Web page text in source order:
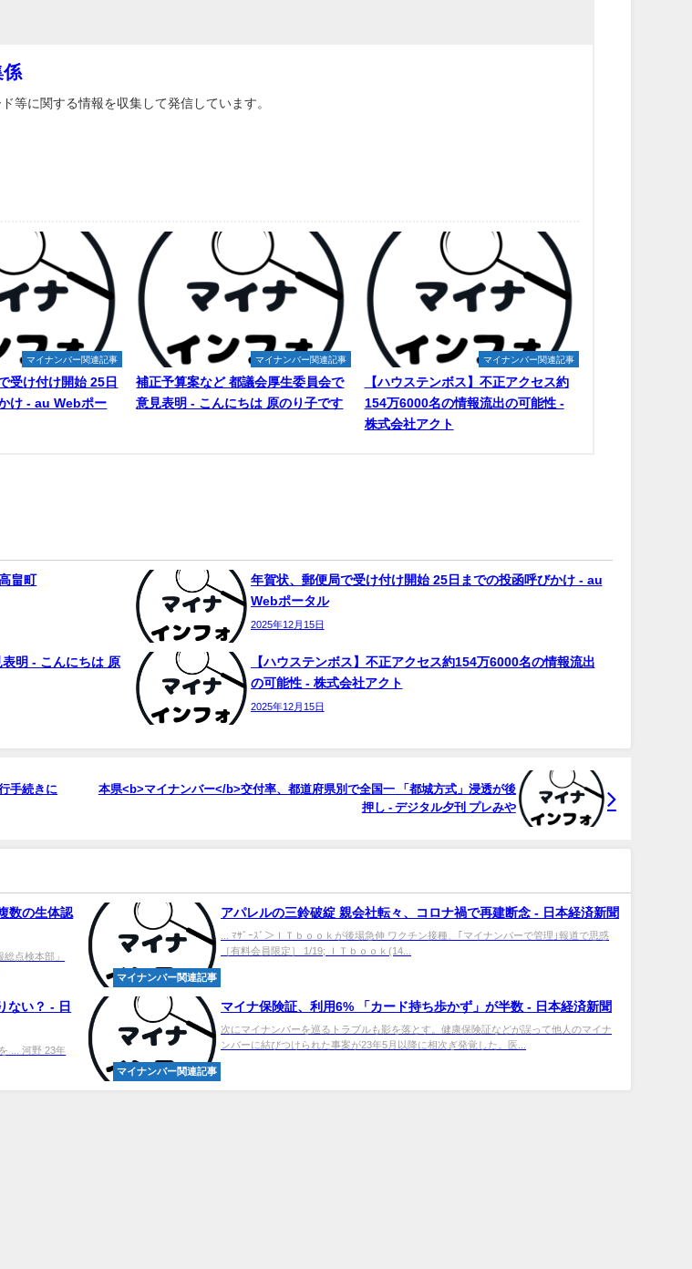
係
等に関する情報を収集して発信しています。
マイナンバー関連記事
受け付け開始 25日
け - au Webポー
マイナンバー関連記事
補正予算案など 都議会厚生委員会で
意見表明 - こんにちは 原のり子です
マイナンバー関連記事
【ハウステンボス】不正アクセス約
154万6000名の情報流出の可能性 -
株式会社アクト
畠町
年賀状、郵便局で受け付け開始 25日までの投函呼びかけ - au
Webポータル
2025年12月15日
明 - こんにちは 原
【ハウステンボス】不正アクセス約154万6000名の情報流出
の可能性 - 株式会社アクト
2025年12月15日
手続きに
本県<b>マイナンバー</b>交付率、都道府県別で全国一 「都城方式」浸透が後
押し - デジタル夕刊 プレみや
数の生体認
点検本部」
マイナンバー関連記事
アパレルの三鈴破綻 親会社転々、コロナ禍で再建断念 - 日本経済新聞
... ﾏｻﾞｰｽﾞ＞ＩＴｂｏｏｋが後場急伸 ワクチン接種、｢マイナンバーで管理｣報道で思惑
［有料会員限定］ 1/19; ＩＴｂｏｏｋ(14...
ない？ - 日
... 河野 23年
マイナンバー関連記事
マイナ保険証、利用6% 「カード持ち歩かず」が半数 - 日本経済新聞
次にマイナンバーを巡るトラブルも影を落とす。健康保険証などが誤って他人のマイナ
ンバーに結びつけられた事案が23年5月以降に相次ぎ発覚した。医...